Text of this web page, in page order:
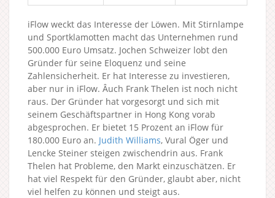
iFlow weckt das Interesse der Löwen. Mit Stirnlampe
und Sportklamotten macht das Unternehmen rund
500.000 Euro Umsatz. Jochen Schweizer lobt den
Gründer für seine Eloquenz und seine
Zahlensicherheit. Er hat Interesse zu investieren,
aber nur in iFlow. Âuch Frank Thelen ist noch nicht
raus. Der Gründer hat vorgesorgt und sich mit
seinem Geschäftspartner in Hong Kong vorab
abgesprochen. Er bietet 15 Prozent an iFlow für
180.000 Euro an. Judith Williams, Vural Öger und
Lencke Steiner steigen zwischendrin aus. Frank
Thelen hat Probleme, den Markt einzuschätzen. Er
hat viel Respekt für den Gründer, glaubt aber, nicht
viel helfen zu können und steigt aus.